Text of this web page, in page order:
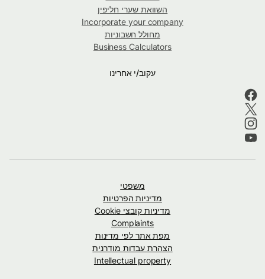
השוואת שערי חליפין
Incorporate your company
מחולל חשבוניות
Business Calculators
עקוב/י אחרינו
משפטי
מדיניות הפרטיות
מדיניות קובצי Cookie
Complaints
מפת אתר לפי מדינות
הצהרת עבדות מודרנית
Intellectual property